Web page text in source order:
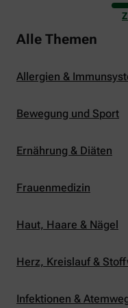
er uns auch ganz
Temperaturen
klettern und uns
rauben, sehnen wir
Alle Themen
Allergien &
Bewegung und Sport
Ernährung & Diäten
Frauenmedizin
Haut, Haare & Nägel
Herz, Kreislauf &
Infektionen &